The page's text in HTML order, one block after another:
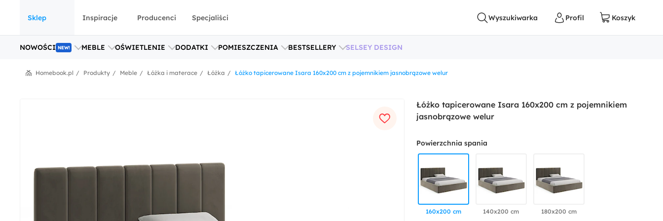
Sklep
NOWOŚCI NEW! MEBLE OŚWIETLENIE DODATKI POMIESZCZENIA BESTSELLERY SELSEY DESIGN
Inspiracje Producenci Specjaliści
Łóżko tapicerowane Isara 160x200 cm z pojemnikiem jasnobrązowe welur
Łóżka
Łóżka i materace
Meble
Produkty
Homebook.pl
Łóżko tapicerowane Isara 160x200 cm z pojemnikiem
jasnobrązowe welur
Powierzchnia spania
160x200 cm 140x200 cm 180x200 cm